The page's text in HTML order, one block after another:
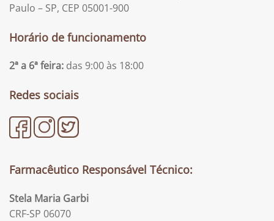
Paulo – SP, CEP 05001-900
Horário de funcionamento
2ª a 6ª feira: das 9:00 às 18:00
Redes sociais
Farmacêutico Responsável Técnico:
Stela Maria Garbi
CRF-SP 06070